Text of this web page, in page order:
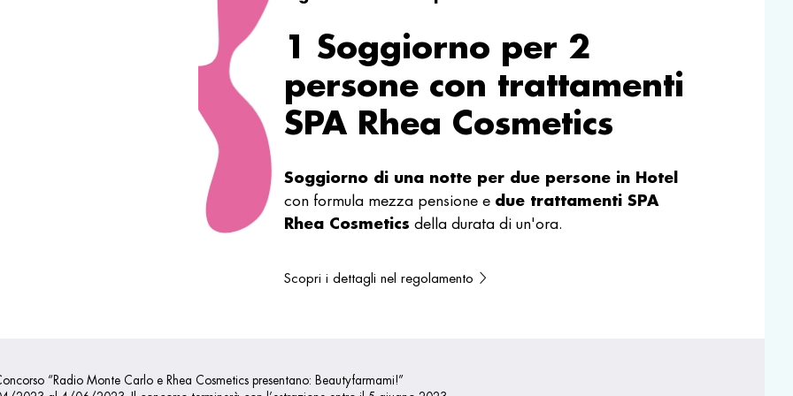
1 Soggiorno per 2
persone con trattamenti
SPA Rhea Cosmetics
Soggiorno di una notte per due persone in Hotel
con formula mezza pensione e due trattamenti SPA
Rhea Cosmetics della durata di un'ora.
Scopri i dettagli nel regolamento
“Radio Monte Carlo e Rhea Cosmetics presentano: Beautyfarmami!”